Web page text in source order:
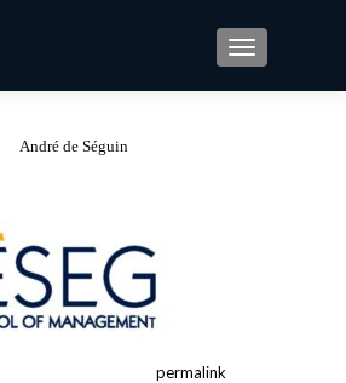
TOGGLE
André de Séguin
permalink